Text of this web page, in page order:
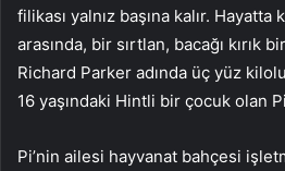
filikası yalnız başına kalır. Hayatta
arasında, bir sırtlan, bacağı kırık
Richard Parker adında üç yüz
16 yaşındaki Hintli bir çocuk olan
Pi’nin ailesi hayvanat bahçesi